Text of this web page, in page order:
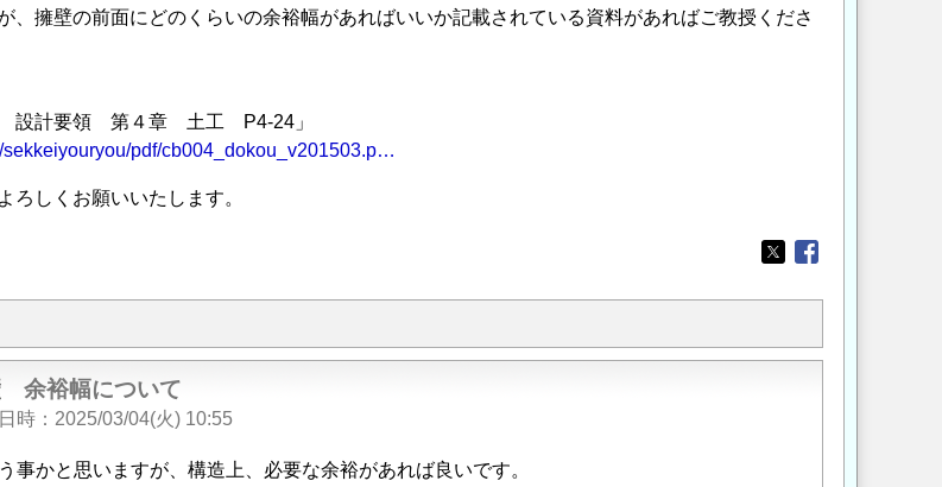
、擁壁の前面にどのくらいの余裕幅があればいいか記載されている資料があればご教授くださ
設計要領 第４章 土工 P4-24」
sekkeiyouryou/pdf/cb004_dokou_v201503.p…
ろしくお願いいたします。
Opens in a new
Opens in a new
余裕幅について
時 2025/03/04(火) 10:55
事かと思いますが、構造上、必要な余裕があれば良いです。